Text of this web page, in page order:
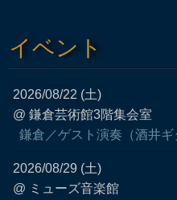
イベント
2026/08/22 (土)
@ 鎌倉芸術館3階集会室
鎌倉／ゲスト演奏（酒井ギ
2026/08/29 (土)
@ ミューズ音楽館